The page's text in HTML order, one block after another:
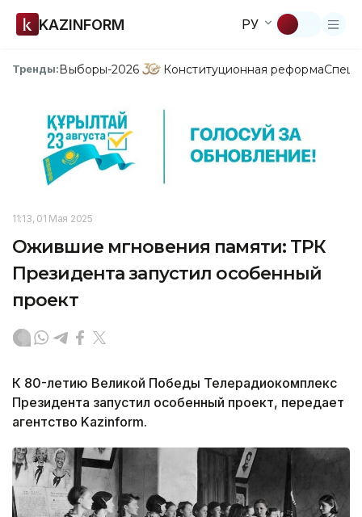
KAZINFORM РУ
Тренды:Выборы-2026 Конституционная реформа
11:13, 01 Мая 2025
Ожившие мгновения памяти: ТРК
Президента запустил особенный
проект
К 80-летию Великой Победы Телерадиокомплекс
Президента запустил особенный проект, передает
агентство Kazinform.